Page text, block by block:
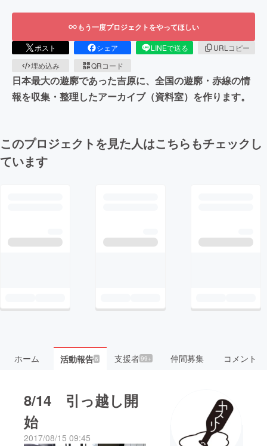
もう一度プロジェクトをやってほしい
ポスト シェア LINEで送る
URLコピー
埋め込み
QRコード
日本最大の遊廓であった吉原に、全国の遊廓・赤線の情
報を収集・整理したアーカイブ（資料室）を作ります。
このプロジェクトを見た人はこちらもチェックし
ています
ホーム 活動報告6 支援者99+ 仲間募集 コメント
8/14 引っ越し開
始
2017/08/15 09:45